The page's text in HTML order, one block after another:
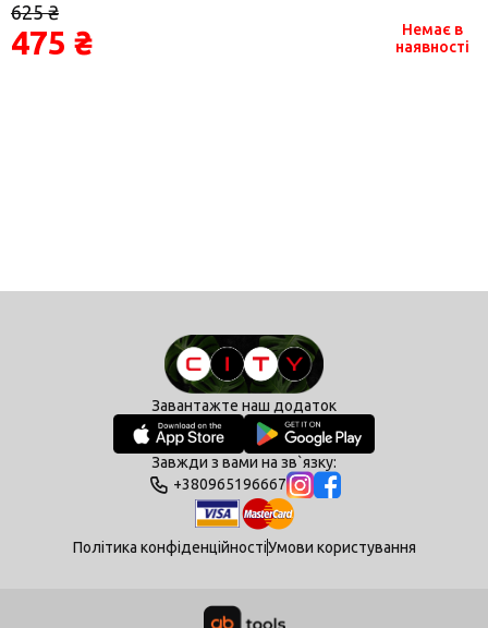
625 ₴
475 ₴
Немає в
наявності
Завантажте наш додаток
Завжди з вами на зв`язку:
+380965196667
Політика конфіденційностіУмови користування